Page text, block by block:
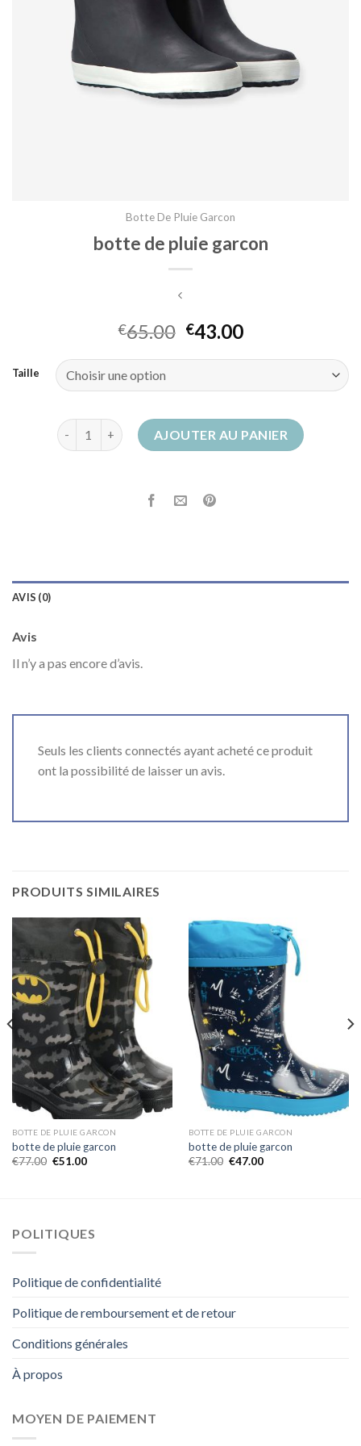
Botte De Pluie Garcon
botte de pluie garcon
€65.00 €43.00
Taille
quantité de botte de pluie garcon
AJOUTER AU PANIER
AVIS (0)
Avis
Il n’y a pas encore d’avis.
Seuls les clients connectés ayant acheté ce produit
ont la possibilité de laisser un avis.
PRODUITS SIMILAIRES
BOTTE DE PLUIE GARCON
botte de pluie garcon
€77.00 €51.00
BOTTE DE PLUIE GARCON
botte de pluie garcon
€71.00 €47.00
POLITIQUES
Politique de confidentialité
Politique de remboursement et de retour
Conditions générales
À propos
MOYEN DE PAIEMENT